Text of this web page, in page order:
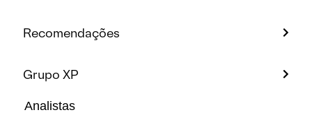
Recomendações
Grupo XP
Analistas